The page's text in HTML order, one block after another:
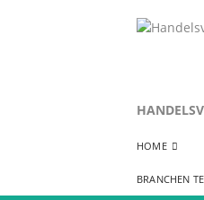
HOME
BRANCHEN